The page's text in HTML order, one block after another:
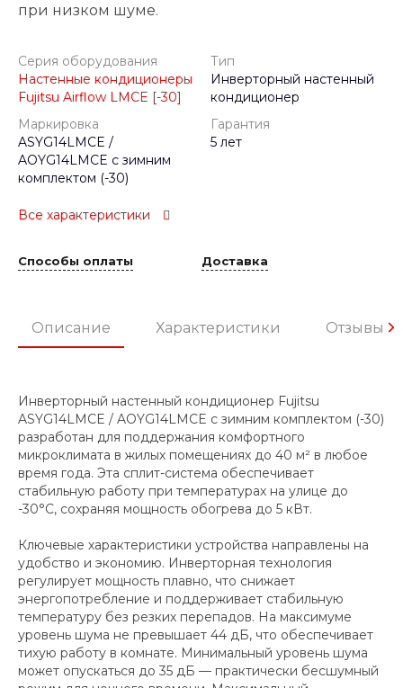
при низком шуме.
Серия оборудования
Настенные кондиционеры
Fujitsu Airflow LMCE [-30]
Тип
Инверторный настенный
кондиционер
Маркировка
ASYG14LMCE /
AOYG14LMCE с зимним
комплектом (-30)
Гарантия
5 лет
Все характеристики
Способы оплаты Доставка
Описание Характеристики Отзывы
Инверторный настенный кондиционер Fujitsu
ASYG14LMCE / AOYG14LMCE с зимним комплектом (-30)
разработан для поддержания комфортного
микроклимата в жилых помещениях до 40 м² в любое
время года. Эта сплит-система обеспечивает
стабильную работу при температурах на улице до
-30°C, сохраняя мощность обогрева до 5 кВт.
Ключевые характеристики устройства направлены на
удобство и экономию. Инверторная технология
регулирует мощность плавно, что снижает
энергопотребление и поддерживает стабильную
температуру без резких перепадов. На максимуме
уровень шума не превышает 44 дБ, что обеспечивает
тихую работу в комнате. Минимальный уровень шума
может опускаться до 35 дБ — практически бесшумный